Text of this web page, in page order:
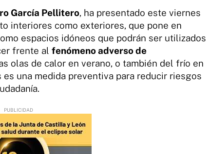
García Pellitero, ha presentado este viernes
interiores como exteriores, que pone en
espacios idóneos que podrán ser utilizados
frente al fenómeno adverso de
olas de calor en verano, o también del frío en
una medida preventiva para reducir riesgos